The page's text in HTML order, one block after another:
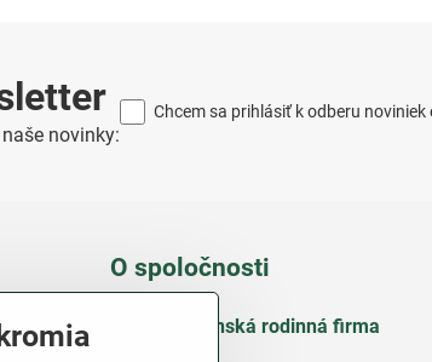
novinky:
Chcem sa prihlásiť k odberu noviniek
O spoločnosti
Slovenská rodinná firma